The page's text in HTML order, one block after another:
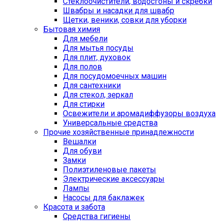
Швабры и насадки для швабр
Щетки, веники, совки для уборки
Бытовая химия
Для мебели
Для мытья посуды
Для плит, духовок
Для полов
Для посудомоечных машин
Для сантехники
Для стекол, зеркал
Для стирки
Освежители и аромадиффузоры воздуха
Универсальные средства
Прочие хозяйственные принадлежности
Вешалки
Для обуви
Замки
Полиэтиленовые пакеты
Электрические аксессуары
Лампы
Насосы для баклажек
Красота и забота
Средства гигиены